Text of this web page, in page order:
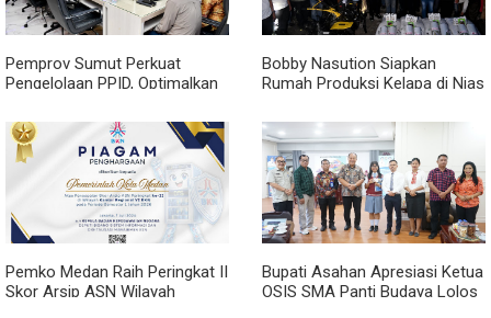
Pemprov Sumut Perkuat
Pengelolaan PPID, Optimalkan
Nomor 2 Tahun 2026
Bobby Nasution Siapkan
Rumah Produksi Kelapa di Nias
Pemko Medan Raih Peringkat II
Skor Arsip ASN Wilayah
Bupati Asahan Apresiasi Ketua
OSIS SMA Panti Budaya Lolos